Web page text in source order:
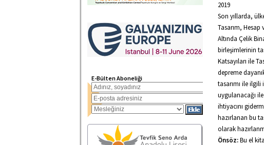
E-Bülten Aboneliği
2019
Son yıllarda,
Tasarım, Hesap
Altında Çelik
birleşimlerinin
Katsayıları ile
depreme
tasarımı ile ilgili
uygulanacağı
ihtiyacını
hazırlanan bu
olarak
Önsöz:Bu el